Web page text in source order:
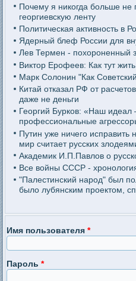
Почему я никогда больше
георгиевскую ленту
Политическая активность в
Ядерный блеф России для
Лев Термен - похороненный
Виктор Ерофеев: Как тут
Марк Солонин "Как
Китай отказал РФ от
даже не деньги
Георгий Бурков: «Наш
профессиональные
Путин уже ничего исправить
мир считает русских
Академик И.П.Павлов о
Все войны СССР -
"Палестинский народ" был
было лубянским проектом,
Имя пользователя*
Пароль*